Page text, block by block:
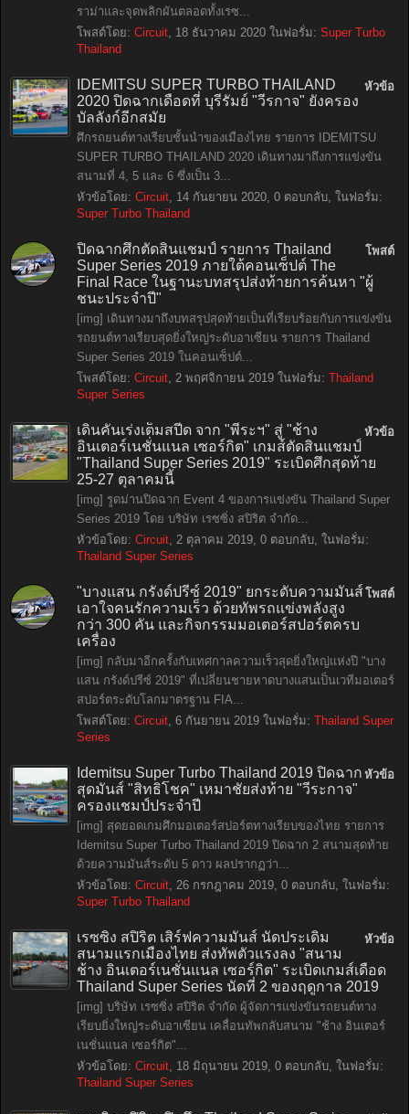
ราม่าและจุดพลิกผันตลอดทั้งเรซ...
โพสต์โดย: Circuit, 18 ธันวาคม 2020 ในฟอรั่ม: Super Turbo
Thailand
หัวข้อ
IDEMITSU SUPER TURBO THAILAND
2020 ปิดฉากเดือดที่ บุรีรัมย์ "วีรกาจ" ยังครอง
บัลลังก์อีกสมัย
ศึกรถยนต์ทางเรียบชั้นนำของเมืองไทย รายการ IDEMITSU
SUPER TURBO THAILAND 2020 เดินทางมาถึงการแข่งขัน
สนามที่ 4, 5 และ 6 ซึ่งเป็น 3...
หัวข้อโดย: Circuit, 14 กันยายน 2020, 0 ตอบกลับ, ในฟอรั่ม:
Super Turbo Thailand
โพสต์
ปิดฉากศึกตัดสินแชมป์ รายการ Thailand
Super Series 2019 ภายใต้คอนเซ็ปต์ The
Final Race ในฐานะบทสรุปส่งท้ายการค้นหา "ผู้
ชนะประจำปี"
[img] เดินทางมาถึงบทสรุปสุดท้ายเป็นที่เรียบร้อยกับการแข่งขัน
รถยนต์ทางเรียบสุดยิ่งใหญ่ระดับอาเซียน รายการ Thailand
Super Series 2019 ในคอนเซ็ปต์...
โพสต์โดย: Circuit, 2 พฤศจิกายน 2019 ในฟอรั่ม: Thailand
Super Series
หัวข้อ
เดินคันเร่งเต็มสปีด จาก "พีระฯ" สู่ "ช้าง
อินเตอร์เนชั่นแนล เซอร์กิต" เกมส์ตัดสินแชมป์
"Thailand Super Series 2019" ระเบิดศึกสุดท้าย
25-27 ตุลาคมนี้
[img] รูดม่านปิดฉาก Event 4 ของการแข่งขัน Thailand Super
Series 2019 โดย บริษัท เรซซิ่ง สปิริต จำกัด...
หัวข้อโดย: Circuit, 2 ตุลาคม 2019, 0 ตอบกลับ, ในฟอรั่ม:
Thailand Super Series
โพสต์
"บางแสน กรังด์ปรีซ์ 2019" ยกระดับความมันส์
เอาใจคนรักความเร็ว ด้วยทัพรถแข่งพลังสูง
กว่า 300 คัน และกิจกรรมมอเตอร์สปอร์ตครบ
เครื่อง
[img] กลับมาอีกครั้งกับเทศกาลความเร็วสุดยิ่งใหญ่แห่งปี "บาง
แสน กรังด์ปรีซ์ 2019" ที่เปลี่ยนชายหาดบางแสนเป็นเวทีมอเตอร์
สปอร์ตระดับโลกมาตรฐาน FIA...
โพสต์โดย: Circuit, 6 กันยายน 2019 ในฟอรั่ม: Thailand Super
Series
หัวข้อ
Idemitsu Super Turbo Thailand 2019 ปิดฉาก
สุดมันส์ "สิทธิโชค" เหมาชัยส่งท้าย "วีระกาจ"
ครองแชมป์ประจำปี
[img] สุดยอดเกมศึกมอเตอร์สปอร์ตทางเรียบของไทย รายการ
Idemitsu Super Turbo Thailand 2019 ปิดฉาก 2 สนามสุดท้าย
ด้วยความมันส์ระดับ 5 ดาว ผลปรากฏว่า...
หัวข้อโดย: Circuit, 26 กรกฎาคม 2019, 0 ตอบกลับ, ในฟอรั่ม:
Super Turbo Thailand
หัวข้อ
เรซซิ่ง สปิริต เสิร์ฟความมันส์ นัดประเดิม
สนามแรกเมืองไทย ส่งทัพตัวแรงลง "สนาม
ช้าง อินเตอร์เนชั่นแนล เซอร์กิต" ระเบิดเกมส์เดือด
Thailand Super Series นัดที่ 2 ของฤดูกาล 2019
[img] บริษัท เรซซิ่ง สปิริต จำกัด ผู้จัดการแข่งขันรถยนต์ทาง
เรียบยิ่งใหญ่ระดับอาเซียน เคลื่อนทัพกลับสนาม "ช้าง อินเตอร์
เนชั่นแนล เซอร์กิต"...
หัวข้อโดย: Circuit, 18 มิถุนายน 2019, 0 ตอบกลับ, ในฟอรั่ม:
Thailand Super Series